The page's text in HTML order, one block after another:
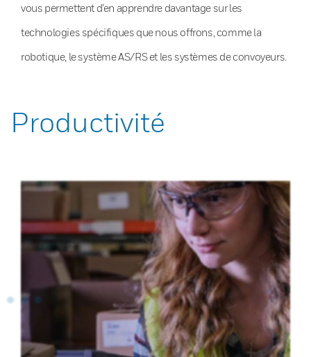
vous permettent d’en apprendre davantage sur les
technologies spécifiques que nous offrons, comme la
robotique, le système AS/RS et les systèmes de convoyeurs.
Productivité